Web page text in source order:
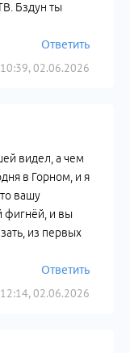
10:39, 02.06.2026
Бздун ты
Ответить
12:14, 02.06.2026
видел, а чем
в Горном, и я
вашу
фигнёй, и вы
из первых
Ответить